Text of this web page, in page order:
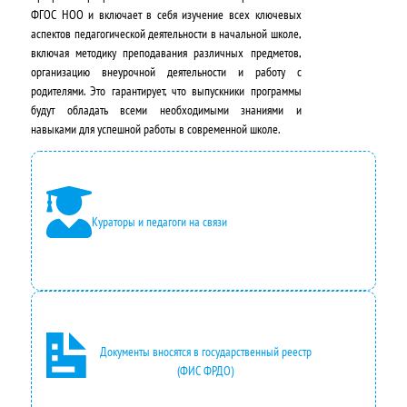
л
ь
н
а
я
ц
е
н
а
с
о
с
т
н
а
2
4
0
ФГОС НОО и включает в себя изучение всех ключевых
аспектов педагогической деятельности в начальной школе,
включая методику преподавания различных предметов,
организацию внеурочной деятельности и работу с
родителями. Это гарантирует, что выпускники программы
будут обладать всеми необходимыми знаниями и
навыками для успешной работы в современной школе.
Кураторы и педагоги на связи
Документы вносятся в государственный реестр
(ФИС ФРДО)